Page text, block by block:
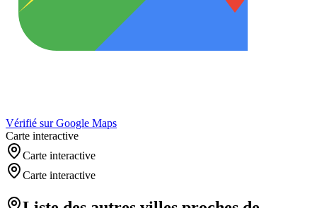
Vérifié sur Google Maps
Carte interactive
Carte interactive
Carte interactive